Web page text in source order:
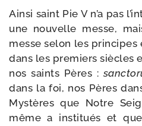
Ainsi saint Pie V n’a pas
une nou­velle messe,
messe selon les prin­cipes
dans les pre­miers siècles
nos saints Pères :
dans la foi, nos Pères
Mystères que Notre
même a ins­ti­tués et